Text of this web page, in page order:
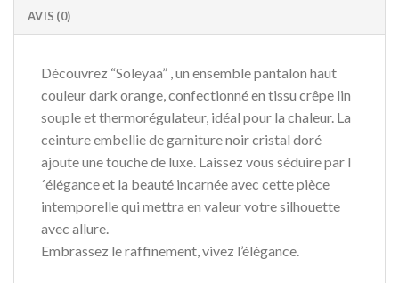
AVIS (0)
Découvrez “Soleyaa” , un ensemble pantalon haut
couleur dark orange, confectionné en tissu crêpe lin
souple et thermorégulateur, idéal pour la chaleur. La
ceinture embellie de garniture noir cristal doré
ajoute une touche de luxe. Laissez vous séduire par l
´élégance et la beauté incarnée avec cette pièce
intemporelle qui mettra en valeur votre silhouette
avec allure.
Embrassez le raffinement, vivez l’élégance.